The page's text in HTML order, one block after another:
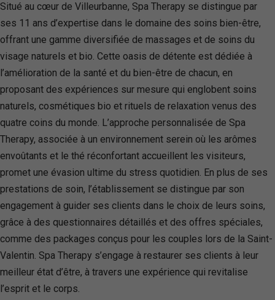
Situé au cœur de Villeurbanne, Spa Therapy se distingue par
ses 11 ans d’expertise dans le domaine des soins bien-être,
offrant une gamme diversifiée de massages et de soins du
visage naturels et bio. Cette oasis de détente est dédiée à
l’amélioration de la santé et du bien-être de chacun, en
proposant des expériences sur mesure qui englobent soins
naturels, cosmétiques bio et rituels de relaxation venus des
quatre coins du monde. L’approche personnalisée de Spa
Therapy, associée à un environnement serein où les arômes
envoûtants et le thé réconfortant accueillent les visiteurs,
promet une évasion ultime du stress quotidien. En plus de ses
prestations de soin, l’établissement se distingue par son
engagement à guider ses clients dans le choix de leurs soins,
grâce à des questionnaires détaillés et des offres spéciales,
comme des packages conçus pour les couples lors de la Saint-
Valentin. Spa Therapy s’engage à restaurer ses clients à leur
meilleur état d’être, à travers une expérience qui revitalise
l’esprit et le corps.